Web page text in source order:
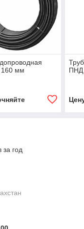
мм
ПНД
за год